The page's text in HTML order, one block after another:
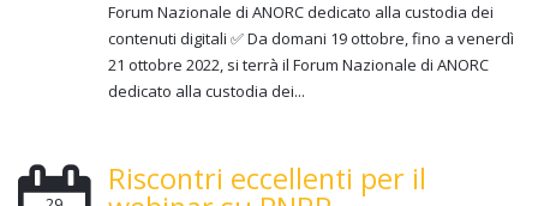
Forum Nazionale di ANORC dedicato alla custodia dei
contenuti digitali ✅ Da domani 19 ottobre, fino a venerdì
21 ottobre 2022, si terrà il Forum Nazionale di ANORC
dedicato alla custodia dei...
Riscontri eccellenti per il